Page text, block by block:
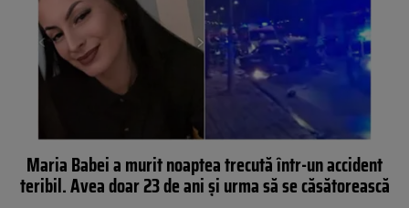
Maria Babei a murit noaptea trecută într-un accident
teribil. Avea doar 23 de ani și urma să se căsătorească